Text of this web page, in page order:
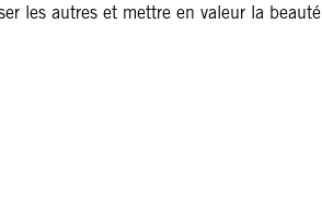
les autres et mettre en valeur la beauté